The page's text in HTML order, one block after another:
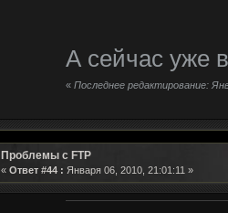
А сейчас уже
« Последнее редактирование:
Проблемы с FTP
« Ответ #44 : Января 06, 2010, 21:01:11 »